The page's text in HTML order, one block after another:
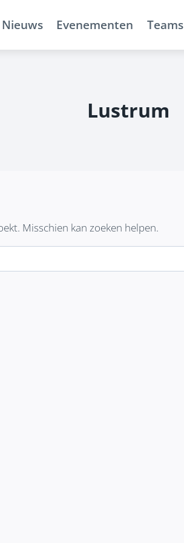
Nieuws Evenementen Teams
Lustrum
Misschien kan zoeken helpen.